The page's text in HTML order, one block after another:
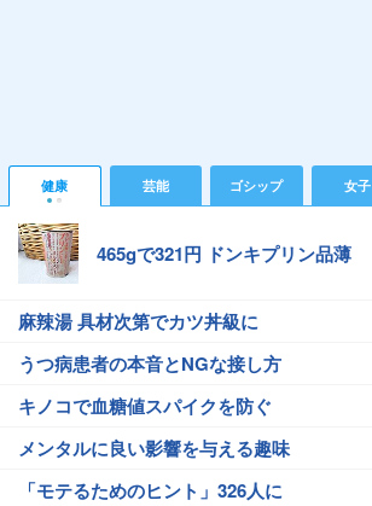
健康 芸能 ゴシップ 女子
465gで321円 ドンキプリン品薄
麻辣湯 具材次第でカツ丼級に
うつ病患者の本音とNGな接し方
キノコで血糖値スパイクを防ぐ
メンタルに良い影響を与える趣味
「モテるためのヒント」326人に